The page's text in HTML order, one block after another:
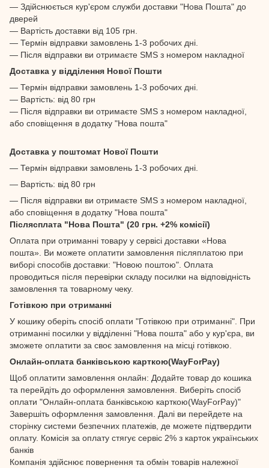
— Здійснюється кур'єром служби доставки "Нова Пошта" до
дверей
— Вартість доставки від 105 грн.
— Термін відправки замовлень 1-3 робочих дні.
— Після відправки ви отримаєте SMS з номером накладної
Доставка у відділення Нової Пошти
— Термін відправки замовлень 1-3 робочих дні.
— Вартість: від 80 грн
— Після відправки ви отримаєте SMS з номером накладної,
або сповіщення в додатку "Нова пошта"
Доставка у поштомат Нової Пошти
— Термін відправки замовлень 1-3 робочих дні.
— Вартість: від 80 грн
— Після відправки ви отримаєте SMS з номером накладної,
або сповіщення в додатку "Нова пошта"
Післясплата "Нова Пошта" (20 грн. +2% комісії)
Оплата при отриманні товару у сервісі доставки «Нова
пошта». Ви можете оплатити замовлення післяплатою при
виборі способів доставки: "Новою поштою". Оплата
проводиться після перевірки складу посилки на відповідність
замовлення та товарному чеку.
Готівкою при отриманні
У кошику оберіть спосіб оплати "Готівкою при отриманні". При
отриманні посилки у відділенні "Нова пошта" або у кур'єра, ви
зможете оплатити за своє замовлення на місці готівкою.
Онлайн-оплата банківською карткою(WayForPay)
Щоб оплатити замовлення онлайн: Додайте товар до кошика
та перейдіть до оформлення замовлення. Виберіть спосіб
оплати "Онлайн-оплата банківською карткою(WayForPay)"
Завершіть оформлення замовлення. Далі ви перейдете на
сторінку системи безпечних платежів, де можете підтвердити
оплату. Комісія за оплату стягує сервіс 2% з карток українських
банків
Компанія здійснює повернення та обмін товарів належної